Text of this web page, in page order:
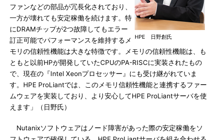
HPE 日野創氏
ファンなどの部品が冗長化されており、
一方が壊れても安定稼働を続けます。特
にDRAMチップが2つ故障してもエラー
訂正可能でパフォーマンスを維持するメ
モリの信頼性機能は大きな特徴です。メモリの信頼性機能は、も
ともと以前HPが開発していたCPUのPA-RISCに実装されたもの
で、現在の『Intel Xeonプロセッサー』にも受け継がれていま
す。HPE ProLiantでは、このメモリ信頼性機能と連携するファー
ムウェアを実装しており、より安心してHPE ProLiantサーバを使
えます」（日野氏）
Nutanixソフトウェアはノード障害があった際の安定稼働をソ